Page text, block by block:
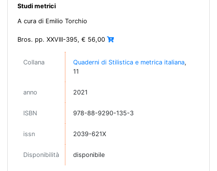
Studi metrici
A cura di Emilio Torchio
Bros. pp. XXVIII-395, € 56,00
Collana Quaderni di Stilistica e metrica italiana,
11
anno 2021
ISBN 978-88-9290-135-3
issn 2039-621X
Disponibilità disponibile